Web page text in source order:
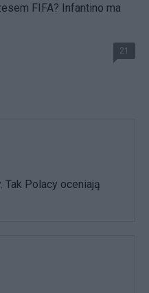
FIFA? Infantino ma
21
Polacy oceniają